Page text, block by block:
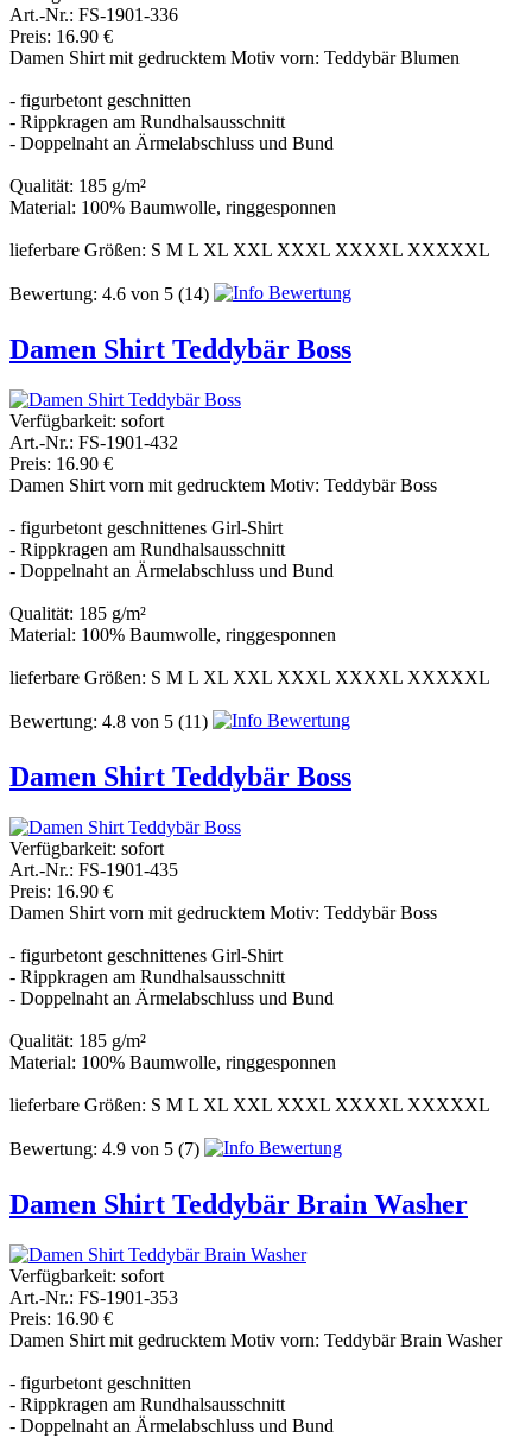
Art.-Nr.: FS-1901-336
Preis: 16.90 €
Damen Shirt mit gedrucktem Motiv vorn: Teddybär Blumen
- figurbetont geschnitten
- Rippkragen am Rundhalsausschnitt
- Doppelnaht an Ärmelabschluss und Bund
Qualität: 185 g/m²
Material: 100% Baumwolle, ringgesponnen
lieferbare Größen: S M L XL XXL XXXL XXXXL XXXXXL
Bewertung: 4.6 von 5 (14)
Damen Shirt Teddybär Boss
Verfügbarkeit: sofort
Art.-Nr.: FS-1901-432
Preis: 16.90 €
Damen Shirt vorn mit gedrucktem Motiv: Teddybär Boss
- figurbetont geschnittenes Girl-Shirt
- Rippkragen am Rundhalsausschnitt
- Doppelnaht an Ärmelabschluss und Bund
Qualität: 185 g/m²
Material: 100% Baumwolle, ringgesponnen
lieferbare Größen: S M L XL XXL XXXL XXXXL XXXXXL
Bewertung: 4.8 von 5 (11)
Damen Shirt Teddybär Boss
Verfügbarkeit: sofort
Art.-Nr.: FS-1901-435
Preis: 16.90 €
Damen Shirt vorn mit gedrucktem Motiv: Teddybär Boss
- figurbetont geschnittenes Girl-Shirt
- Rippkragen am Rundhalsausschnitt
- Doppelnaht an Ärmelabschluss und Bund
Qualität: 185 g/m²
Material: 100% Baumwolle, ringgesponnen
lieferbare Größen: S M L XL XXL XXXL XXXXL XXXXXL
Bewertung: 4.9 von 5 (7)
Damen Shirt Teddybär Brain Washer
Verfügbarkeit: sofort
Art.-Nr.: FS-1901-353
Preis: 16.90 €
Damen Shirt mit gedrucktem Motiv vorn: Teddybär Brain Washer
- figurbetont geschnitten
- Rippkragen am Rundhalsausschnitt
- Doppelnaht an Ärmelabschluss und Bund